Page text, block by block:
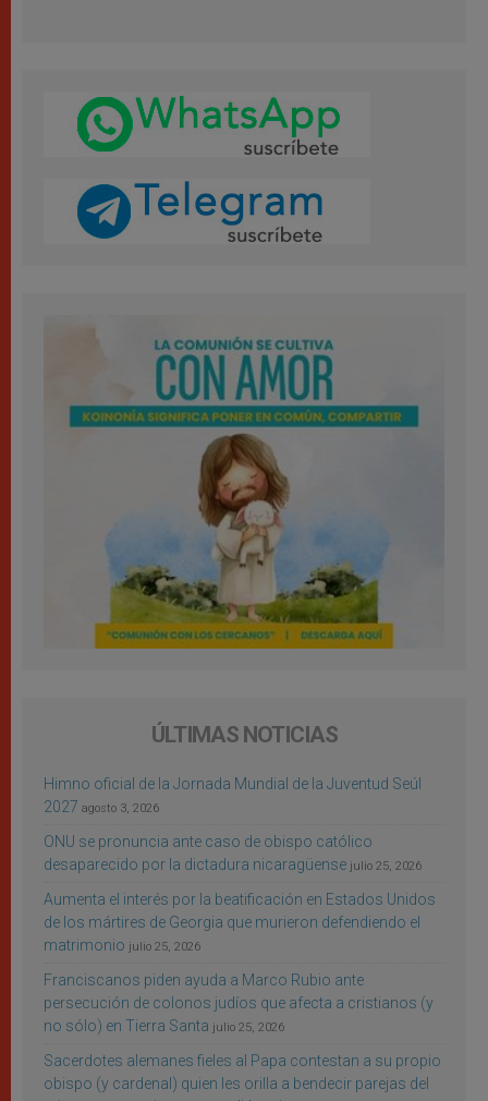
ÚLTIMAS NOTICIAS
Himno oficial de la Jornada Mundial de la Juventud Seúl
2027 agosto 3, 2026
ONU se pronuncia ante caso de obispo católico
desaparecido por la dictadura nicaragüense julio 25, 2026
Aumenta el interés por la beatificación en Estados Unidos
de los mártires de Georgia que murieron defendiendo el
matrimonio julio 25, 2026
Franciscanos piden ayuda a Marco Rubio ante
persecución de colonos judíos que afecta a cristianos (y
no sólo) en Tierra Santa julio 25, 2026
Sacerdotes alemanes fieles al Papa contestan a su propio
obispo (y cardenal) quien les orilla a bendecir parejas del